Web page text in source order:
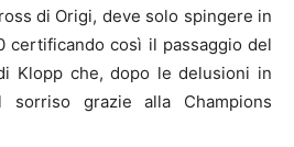
di Origi, deve solo spingere in
certificando così il passaggio del
Klopp che, dopo le delusioni in
sorriso grazie alla Champions